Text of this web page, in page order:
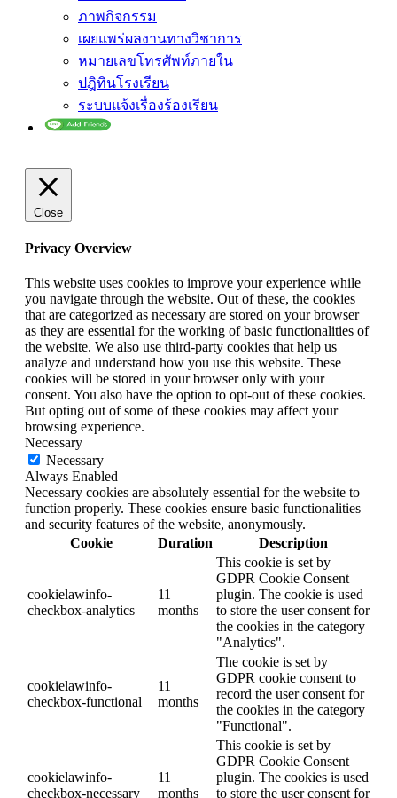
ภาพกิจกรรม
เผยแพร่ผลงานทางวิชาการ
หมายเลขโทรศัพท์ภายใน
ปฎิทินโรงเรียน
ระบบแจ้งเรื่องร้องเรียน
Close
Privacy Overview
This website uses cookies to improve your experience while
you navigate through the website. Out of these, the cookies
that are categorized as necessary are stored on your browser
as they are essential for the working of basic functionalities of
the website. We also use third-party cookies that help us
analyze and understand how you use this website. These
cookies will be stored in your browser only with your
consent. You also have the option to opt-out of these cookies.
But opting out of some of these cookies may affect your
browsing experience.
Necessary
Necessary
Always Enabled
Necessary cookies are absolutely essential for the website to
function properly. These cookies ensure basic functionalities
and security features of the website, anonymously.
Cookie
Duration Description
cookielawinfo-
checkbox-analytics
11
months
This cookie is set by
GDPR Cookie Consent
plugin. The cookie is used
to store the user consent for
the cookies in the category
"Analytics".
cookielawinfo-
checkbox-functional
11
months
The cookie is set by
GDPR cookie consent to
record the user consent for
the cookies in the category
"Functional".
cookielawinfo-
checkbox-necessary
11
months
This cookie is set by
GDPR Cookie Consent
plugin. The cookies is used
to store the user consent for